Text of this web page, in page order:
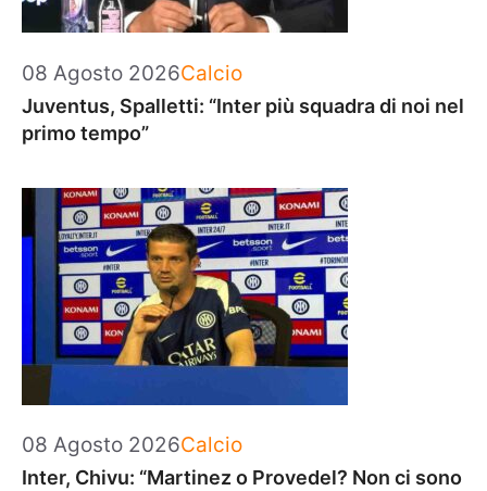
08 Agosto 2026Categorie
Calcio
Juventus, Spalletti: “Inter più squadra di noi nel
primo tempo”
08 Agosto 2026Categorie
Calcio
Inter, Chivu: “Martinez o Provedel? Non ci sono